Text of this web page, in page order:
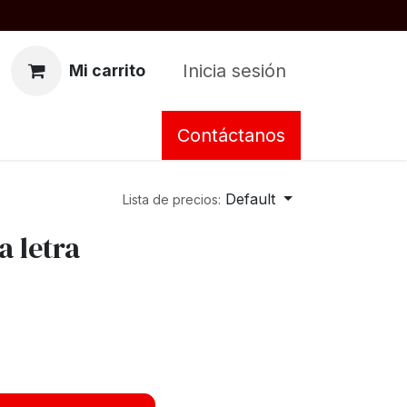
Mi carrito Inicia sesión
Contáctanos
Lista de precios: Default
letra